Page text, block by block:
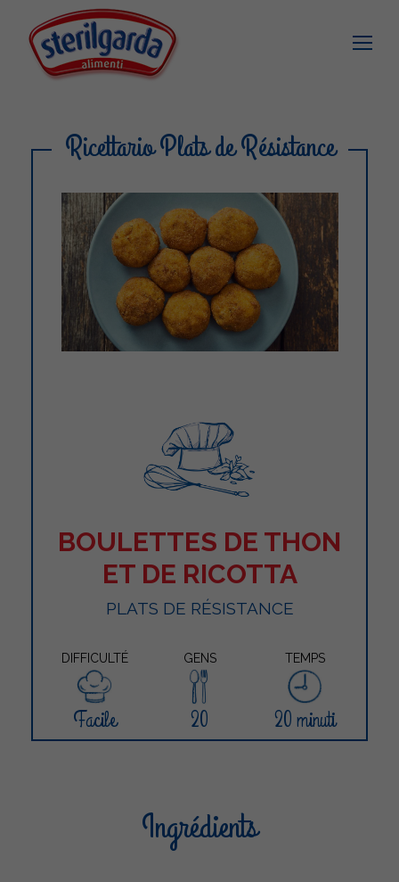
Ricettario Plats de Résistance
BOULETTES DE THON
ET DE RICOTTA
PLATS DE RÉSISTANCE
DIFFICULTÉ GENS TEMPS
Facile 20 20 minuti
Ingrédients